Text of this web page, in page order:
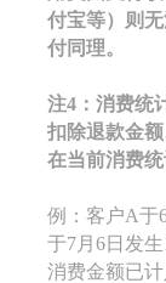
付宝等）则
付同理。
注4：消费统
扣除退款金
在当前消费统
例：客户A于
于7月6日发
消费金额已